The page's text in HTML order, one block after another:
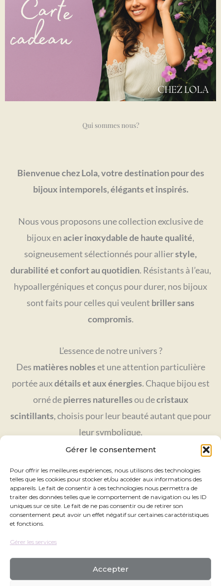
Gérer le consentement
Pour offrir les meilleures expériences, nous utilisons des technologies
telles que les cookies pour stocker et/ou accéder aux informations des
appareils. Le fait de consentir à ces technologies nous permettra de
traiter des données telles que le comportement de navigation ou les ID
uniques sur ce site. Le fait de ne pas consentir ou de retirer son
consentement peut avoir un effet négatif sur certaines caractéristiques
et fonctions.
Gérer les services
Accepter
Qui sommes nous?
Bienvenue chez Lola, votre destination pour des
bijoux intemporels, élégants et inspirés.
Nous vous proposons une collection exclusive de
bijoux enacier inoxydable de haute qualité,
soigneusement sélectionnés pour allierstyle,
durabilité et confort au quotidien. Résistants à l’eau,
hypoallergéniques et conçus pour durer, nos bijoux
sont faits pour celles qui veulent briller sans
compromis.
L’essence de notre univers ?
Des matières nobleset une attention particulière
portée auxdétails et aux énergies. Chaque bijou est
orné depierres naturellesou decristaux
scintillants, choisis pour leur beauté autant que pour
leur symbolique.
✨ Laissez-vous séduire par l’éclat apaisant de
éternelle des cristaux.
Chez Lola, chaque bijou est une invitation àsublimer
ce que vous êtes déjà
Copyright © 2026 chez lola